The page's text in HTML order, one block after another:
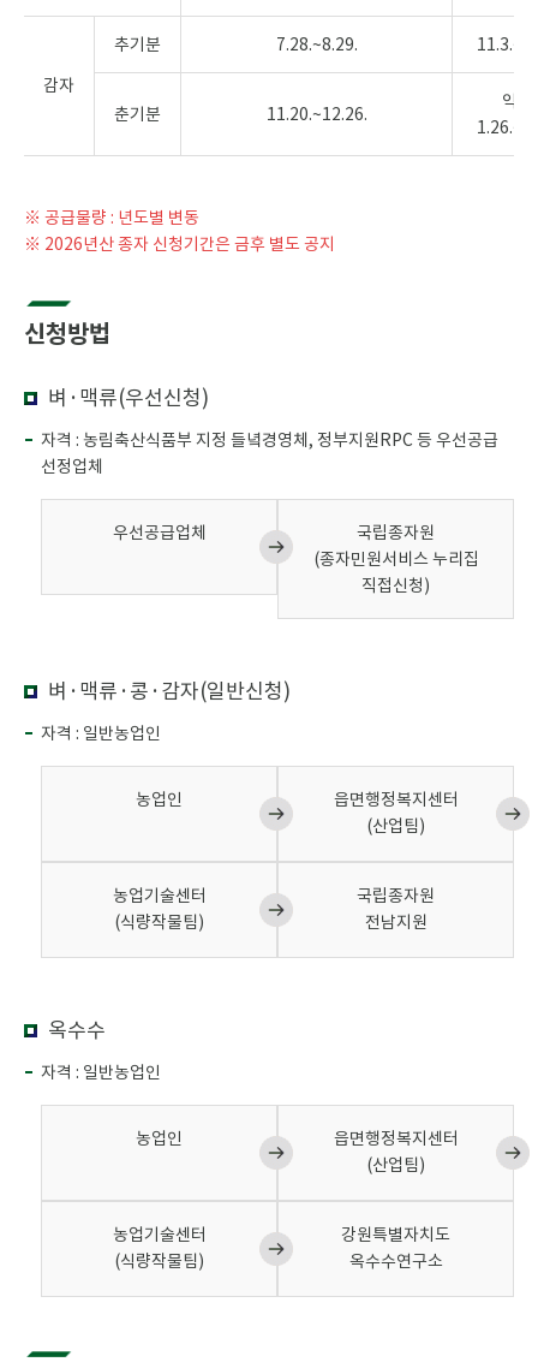
감자
추기분 7.28.~8.29.
춘기분 11.20.~12.26.
익년
※ 공급물량 : 년도별 변동
※ 2026년산 종자 신청기간은 금후 별도 공지
신청방법
벼·맥류(우선신청)
자격 : 농림축산식품부 지정 들녘경영체, 정부지원RPC 등 우선공급
선정업체
우선공급업체
국립종자원
(종자민원서비스 누리집
직접신청)
벼·맥류·콩·감자(일반신청)
자격 : 일반농업인
농업인
읍면행정복지센터
(산업팀)
농업기술센터
(식량작물팀)
국립종자원
전남지원
옥수수
자격 : 일반농업인
농업인
읍면행정복지센터
(산업팀)
농업기술센터
(식량작물팀)
강원특별자치도
옥수수연구소